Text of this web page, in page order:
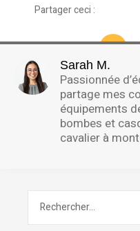
Partager ceci :
Sarah M.
Passionnée
partage mes
équipements
bombes et
cavalier à